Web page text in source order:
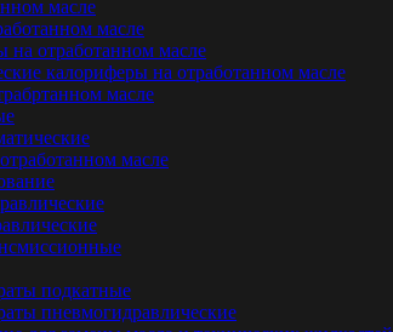
масле
масле
на отработанном масле
калориферы на отработанном масле
масле
масле
подкатные
пневмогидравлические